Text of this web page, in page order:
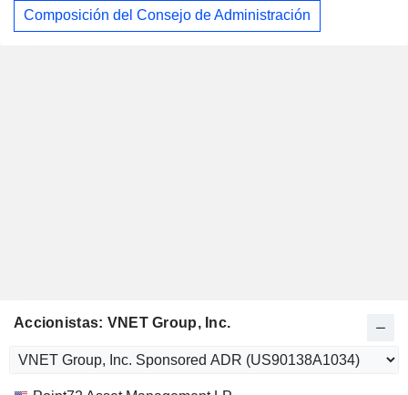
Composición del Consejo de Administración
Accionistas: VNET Group, Inc.